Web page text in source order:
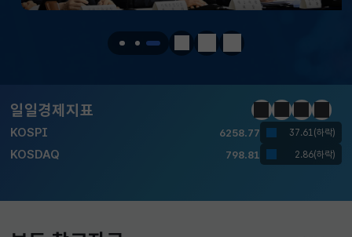
정지 이전 다음
일일경제지표
KOSDAQ 798.81 2.86(하락)
KOSPI 6258.77 37.61(하락)
KOSDAQ 798.81 2.86(하락)
국고채(3년)
정지이전다음일일경